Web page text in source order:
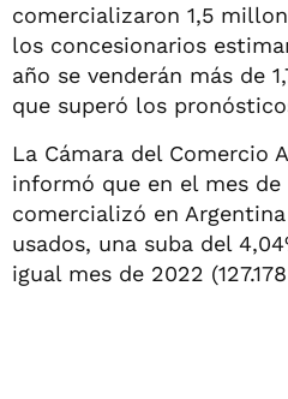
comercializaron 1,5
los concesionarios
año se venderán más de
que superó los
La Cámara del Comercio
informó que en el mes de
comercializó en
usados, una suba del
igual mes de 2022